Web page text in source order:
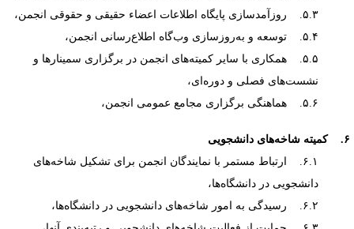
۵.۳. روزآمدسازی پایگاه اطلاعات اعضاء حقیقی و حقوقی انجمن،
۵.۴. توسعه و به‌روزسازی وب‌گاه اطلاع‌رسانی انجمن،
۵.۵. همکاری با سایر کمیته‌های انجمن در برگزاری سمینارها و
نشست‌های فصلی و دوره‌ای،
۵.۶. هماهنگی برگزاری مجامع عمومی انجمن،
۶.۱. ارتباط مستمر با نمایندگان انجمن برای تشکیل شاخه‌های
دانشجویی در دانشگاه‌ها،
۶.۲. رسیدگی به امور شاخه‌های دانشجویی در دانشگاه‌ها،